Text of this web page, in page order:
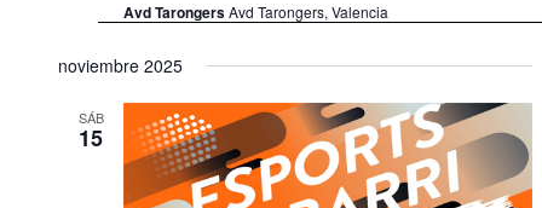
Avd TarongersAvd Tarongers, Valencia
noviembre 2025
SÁB
15